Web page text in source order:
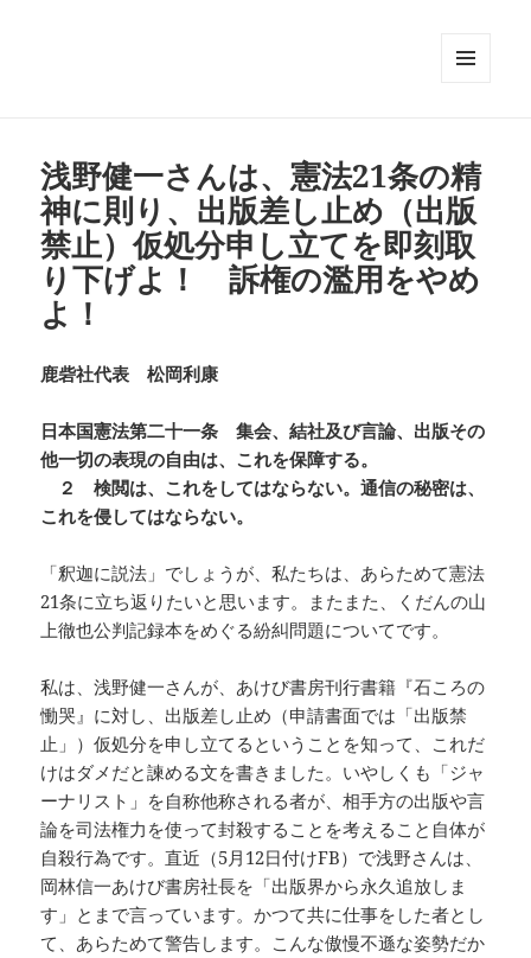
ット
浅野健一さんは、憲法21条の精
神に則り、出版差し止め（出版
禁止）仮処分申し立てを即刻取
り下げよ！ 訴権の濫用をやめ
よ！
鹿砦社代表 松岡利康
日本国憲法第二十一条 集会、結社及び言論、出版その
他一切の表現の自由は、これを保障する。
２ 検閲は、これをしてはならない。通信の秘密は、
これを侵してはならない。
「釈迦に説法」でしょうが、私たちは、あらためて憲法
21条に立ち返りたいと思います。またまた、くだんの山
上徹也公判記録本をめぐる紛糾問題についてです。
私は、浅野健一さんが、あけび書房刊行書籍『石ころの
慟哭』に対し、出版差し止め（申請書面では「出版禁
止」）仮処分を申し立てるということを知って、これだ
けはダメだと諫める文を書きました。いやしくも「ジャ
ーナリスト」を自称他称される者が、相手方の出版や言
論を司法権力を使って封殺することを考えること自体が
自殺行為です。直近（5月12日付けFB）で浅野さんは、
岡林信一あけび書房社長を「出版界から永久追放しま
す」とまで言っています。かつて共に仕事をした者とし
て、あらためて警告します。こんな傲慢不遜な姿勢だか